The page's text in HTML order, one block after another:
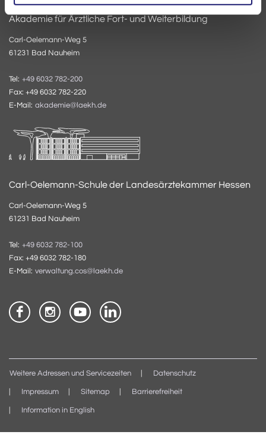
Akademie für Ärztliche Fort- und Weiterbildung
Carl-Oelemann-Weg 5
61231 Bad Nauheim
Tel: +49 6032 782-200
Fax: +49 6032 782-220
E-Mail: akademie@laekh.de
Carl-Oelemann-Schule der Landesärztekammer Hessen
Carl-Oelemann-Weg 5
61231 Bad Nauheim
Tel: +49 6032 782-100
Fax: +49 6032 782-180
E-Mail: verwaltung.cos@laekh.de
Weitere Adressen und Servicezeiten Datenschutz
Impressum Sitemap Barrierefreiheit
Information in English